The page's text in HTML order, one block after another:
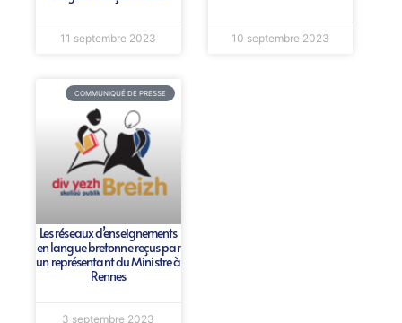
11 septembre 2023 10 septembre 2023
COMMUNIQUÉ DE PRESSE
Les réseaux d’enseignements
en langue bretonne reçus par
un représentant du Ministre à
Rennes
3 septembre 2023